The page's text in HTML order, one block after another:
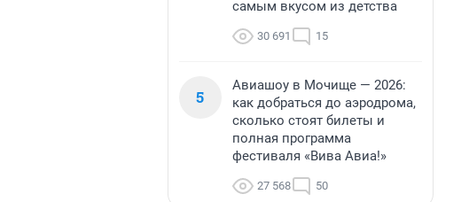
самым вкусом из детства
30 691 15
5
Авиашоу в Мочище — 2026:
как добраться до аэродрома,
сколько стоят билеты и
полная программа
фестиваля «Вива Авиа!»
27 568 50